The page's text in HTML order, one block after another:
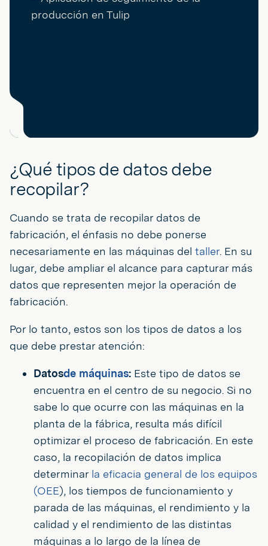
¿Qué tipos de datos debe
recopilar?
Cuando se trata de recopilar datos de
fabricación, el énfasis no debe ponerse
necesariamente en las máquinas del taller. En su
lugar, debe ampliar el alcance para capturar más
datos que representen mejor la operación de
fabricación.
Por lo tanto, estos son los tipos de datos a los
que debe prestar atención:
Datosde máquinas: Este tipo de datos se
encuentra en el centro de su negocio. Si no
sabe lo que ocurre con las máquinas en la
planta de la fábrica, resulta más difícil
optimizar el proceso de fabricación. En este
caso, la recopilación de datos implica
determinar la eficacia general de los equipos
(OEE), los tiempos de funcionamiento y
parada de las máquinas, el rendimiento y la
calidad y el rendimiento de las distintas
máquinas a lo largo de la línea de